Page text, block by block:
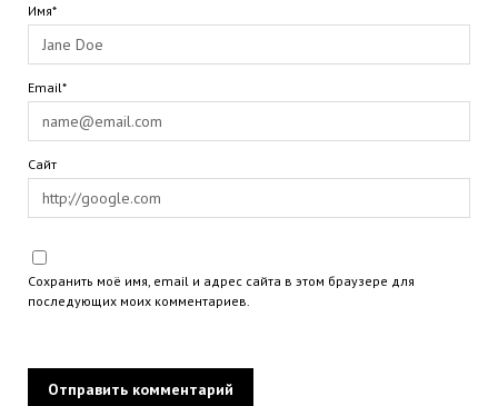
Имя*
Email*
Сайт
Сохранить моё имя, email и адрес сайта в этом браузере для
последующих моих комментариев.